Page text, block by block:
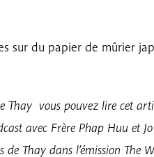
sur du papier de mûrier
Thay vous pouvez lire cet
avec Frère Phap Huu et Jo
Thay dans l’émission The